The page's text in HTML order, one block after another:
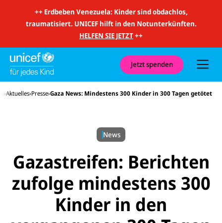
++ Erdbeben Venezuela: Kinder sind obdachlos,
traumatisiert. UNICEF hilft in den Notunterkünften.
HELFEN SIE JETZT++
Jetzt spenden
h
u
d
a
n
Aktuelles Presse Gaza News: Mindestens 300 Kinder in 300 Tagen getötet
News
Gazastreifen: Berichten
zufolge mindestens 300
Kinder in den